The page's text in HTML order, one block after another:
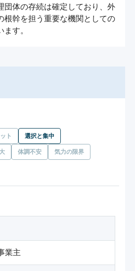
団体の存続は確定しており、外
根幹を担う重要な機関としての
す。
ト 選択と集中
体調不安 気力の限界
業主